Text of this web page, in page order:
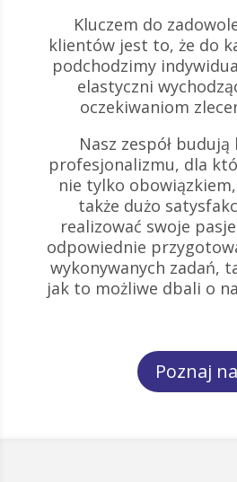
Kluczem do
klientów jest to, że do
podchodzimy
elastyczni
oczekiwaniom
Nasz zespół budują
profesjonalizmu, dla
nie tylko
także dużo
realizować swoje
odpowiednie
wykonywanych zadań,
jak to możliwe dbali o
Poznaj